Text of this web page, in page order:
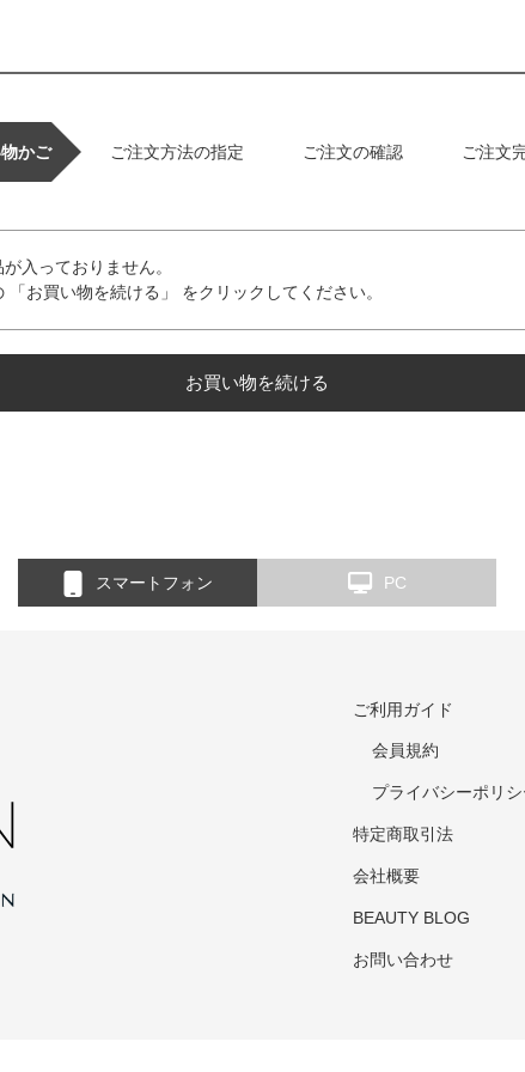
かご ご注文方法の指定 ご注文の確認 ご注文
入っておりません。
お買い物を続ける」 をクリックしてください。
スマートフォン PC
ご利用ガイド
会員規約
プライバシーポリ
特定商取引法
会社概要
BEAUTY BLOG
お問い合わせ